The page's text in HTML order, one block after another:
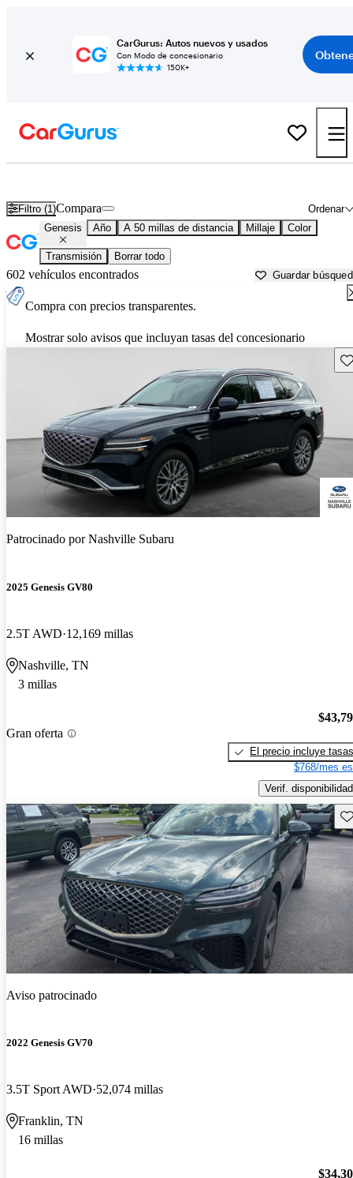
CarGurus: Autos nuevos y usados
Con Modo de concesionario
150K+
Filtro (1) Ordenar
Compara
Genesis Año A 50 millas de distancia Millaje Color
Transmisión Borrar todo
602 vehículos encontrados Guardar
Compra con precios transparentes.
Mostrar solo avisos que incluyan tasas del concesionario
Patrocinado porNashville Subaru
2025 Genesis GV80
2.5T AWD 12,169 millas
Nashville, TN
3 millas
Gran oferta
El precio incluye tasas
$768/mes
Verif. disponibilidad
Aviso patrocinado
2022 Genesis GV70
3.5T Sport AWD 52,074 millas
Franklin, TN
16 millas